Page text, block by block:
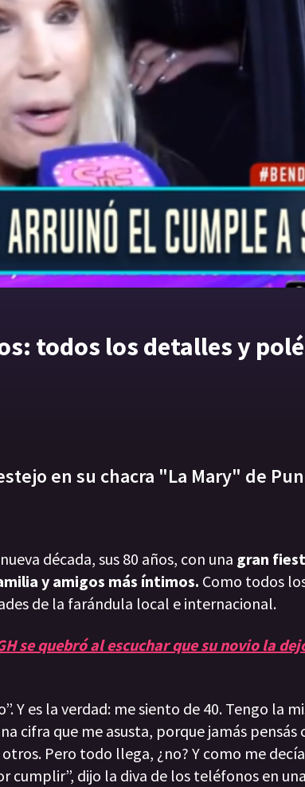
todos los detalles y
en su chacra "La Mary" de
década, sus 80 años, con una gran
y amigos más íntimos. Como todos
de la farándula local e internacional.
se quebró al escuchar que su novio la
Y es la verdad: me siento de 40. Tengo la
cifra que me asusta, porque jamás pensás
Pero todo llega, ¿no? Y como me
cumplir”, dijo la diva de los teléfonos en